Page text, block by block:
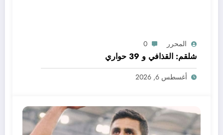
المحرر 0
شلقم: القذافي و 39 حواري
أغسطس 6, 2026